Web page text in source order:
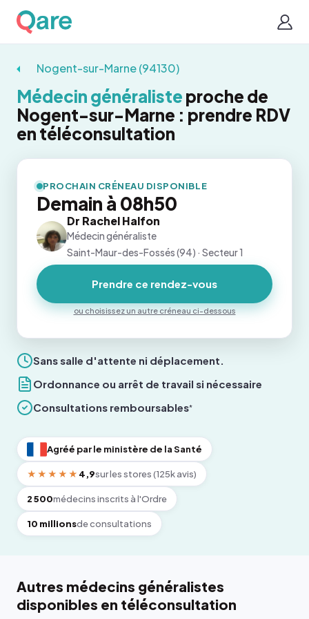
Nogent-sur-Marne (94130)
Médecin généraliste proche de
Nogent-sur-Marne : prendre RDV
en téléconsultation
Sans salle d'attente ni déplacement.
Ordonnance ou arrêt de travail si nécessaire
Consultations remboursables*
Agréé par le ministère de la Santé
★★★★★ 4,9sur les stores (125k avis)
2 500médecins inscrits à l'Ordre
10 millionsde consultations
PROCHAIN CRÉNEAU DISPONIBLE
Demain à 08h50
Dr Rachel Halfon
Médecin généraliste
Saint-Maur-des-Fossés (94) · Secteur 1
Prendre ce rendez-vous
ou choisissez un autre créneau ci-dessous
Autres médecins généralistes
disponibles en téléconsultation